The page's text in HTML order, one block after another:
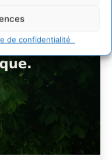
de confidentialité